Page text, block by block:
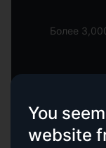
Более
Одни из
You
website